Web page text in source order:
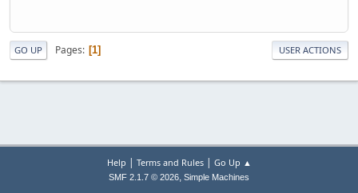
GO UP Pages 1 USER ACTIONS
Help | Terms and Rules| Go Up ▲
SMF 2.1.7 © 2026, Simple Machines